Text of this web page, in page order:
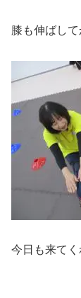
膝も伸ばして
今日も来てく